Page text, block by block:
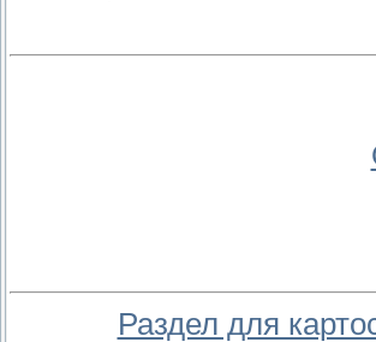
Раздел для